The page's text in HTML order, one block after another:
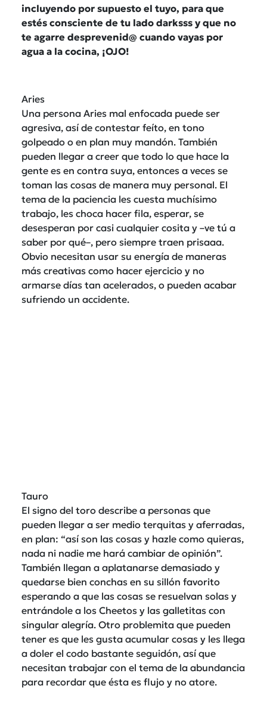
incluyendo por supuesto el tuyo, para que
estés consciente de tu lado darksss y que no
te agarre desprevenid@ cuando vayas por
agua a la cocina, ¡OJO!
Aries
Una persona Aries mal enfocada puede ser
agresiva, así de contestar feíto, en tono
golpeado o en plan muy mandón. También
pueden llegar a creer que todo lo que hace la
gente es en contra suya, entonces a veces se
toman las cosas de manera muy personal. El
tema de la paciencia les cuesta muchísimo
trabajo, les choca hacer fila, esperar, se
desesperan por casi cualquier cosita y –ve tú a
saber por qué–, pero siempre traen prisaaa.
Obvio necesitan usar su energía de maneras
más creativas como hacer ejercicio y no
armarse días tan acelerados, o pueden acabar
sufriendo un accidente.
Tauro
El signo del toro describe a personas que
pueden llegar a ser medio terquitas y aferradas,
en plan: “así son las cosas y hazle como quieras,
nada ni nadie me hará cambiar de opinión”.
También llegan a aplatanarse demasiado y
quedarse bien conchas en su sillón favorito
esperando a que las cosas se resuelvan solas y
entrándole a los Cheetos y las galletitas con
singular alegría. Otro problemita que pueden
tener es que les gusta acumular cosas y les llega
a doler el codo bastante seguidón, así que
necesitan trabajar con el tema de la abundancia
para recordar que ésta es flujo y no atore.